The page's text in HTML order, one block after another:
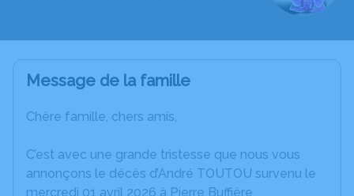
Message de la famille
Chère famille, chers amis,
C’est avec une grande tristesse que nous vous
annonçons le décès d’André TOUTOU survenu le
mercredi 01 avril 2026 à Pierre Buffière.